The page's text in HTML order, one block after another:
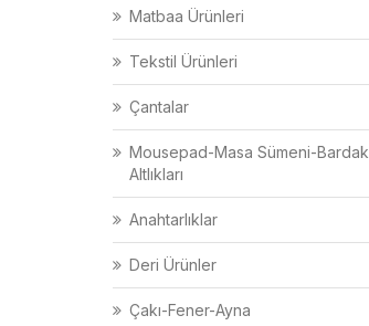
Matbaa Ürünleri
Tekstil Ürünleri
Çantalar
Mousepad-Masa Sümeni-Bardak
Altlıkları
Anahtarlıklar
Deri Ürünler
Çakı-Fener-Ayna